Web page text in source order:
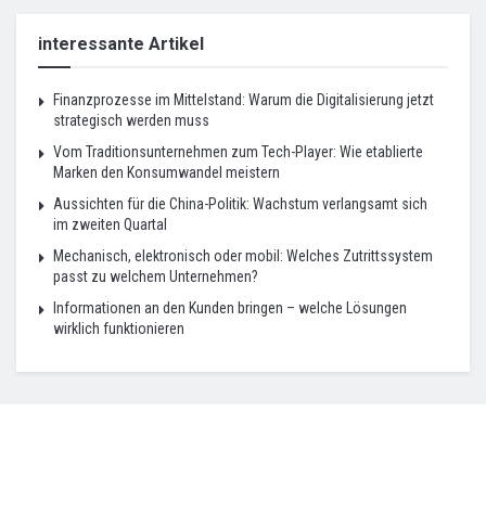
interessante Artikel
Finanzprozesse im Mittelstand: Warum die Digitalisierung jetzt
strategisch werden muss
Vom Traditionsunternehmen zum Tech-Player: Wie etablierte
Marken den Konsumwandel meistern
Aussichten für die China-Politik: Wachstum verlangsamt sich
im zweiten Quartal
Mechanisch, elektronisch oder mobil: Welches Zutrittssystem
passt zu welchem Unternehmen?
Informationen an den Kunden bringen – welche Lösungen
wirklich funktionieren